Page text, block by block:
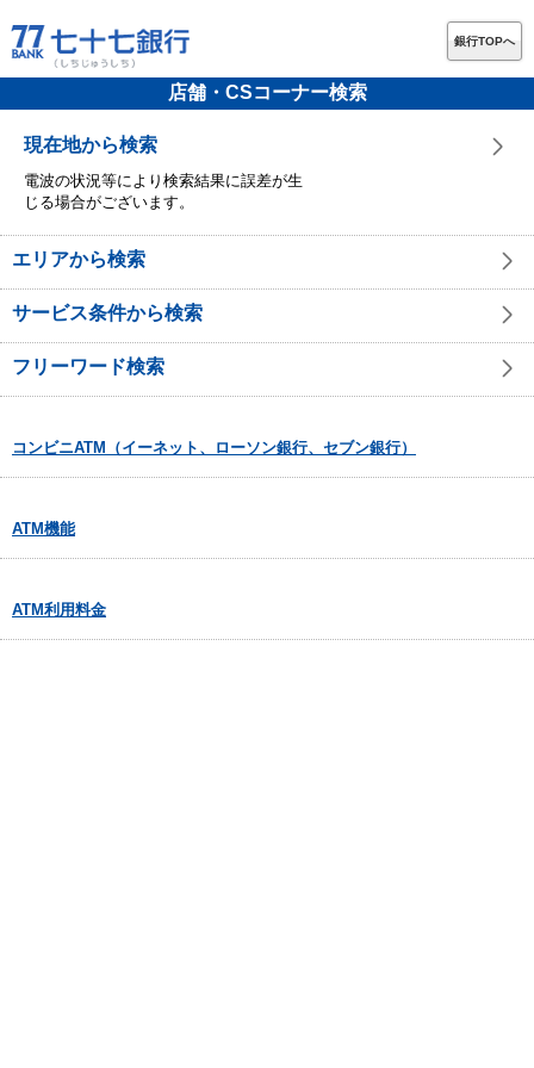
銀行TOPへ
店舗・CSコーナー検索
現在地から検索
電波の状況等により検索結果に誤差が生
じる場合がございます。
エリアから検索
サービス条件から検索
フリーワード検索
コンビニATM（イーネット、ローソン銀行、セブン銀行）
ATM機能
ATM利用料金